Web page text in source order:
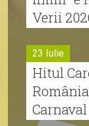
Verii
23 Iulie
Hitul
Carnaval